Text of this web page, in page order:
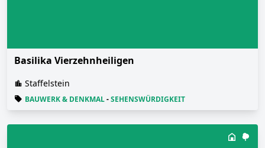
Basilika Vierzehnheiligen
Staffelstein
BAUWERK & DENKMAL-SEHENSWÜRDIGKEIT